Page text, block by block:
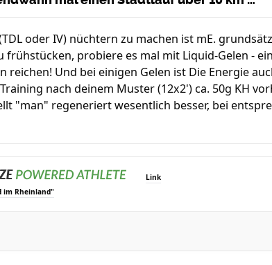
oder IV) nüchtern zu machen ist mE.
frühstücken, probiere es mal mit Liquid-Gelen -
reichen! Und bei einigen Gelen ist Die Energie
nach deinem Muster (12x2') ca. 50g KH
"man" regeneriert wesentlich besser, bei
Link
im Rheinland"